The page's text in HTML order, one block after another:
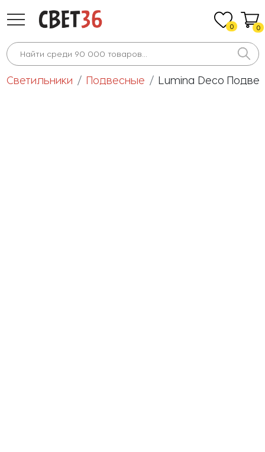
0 0
Светильники Подвесные Lumina Deco